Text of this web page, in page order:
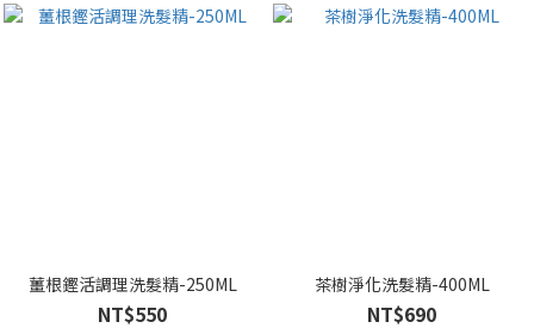
薑根鏗活調理洗髮精-250ML
NT$550
茶樹淨化洗髮精-400ML
NT$690